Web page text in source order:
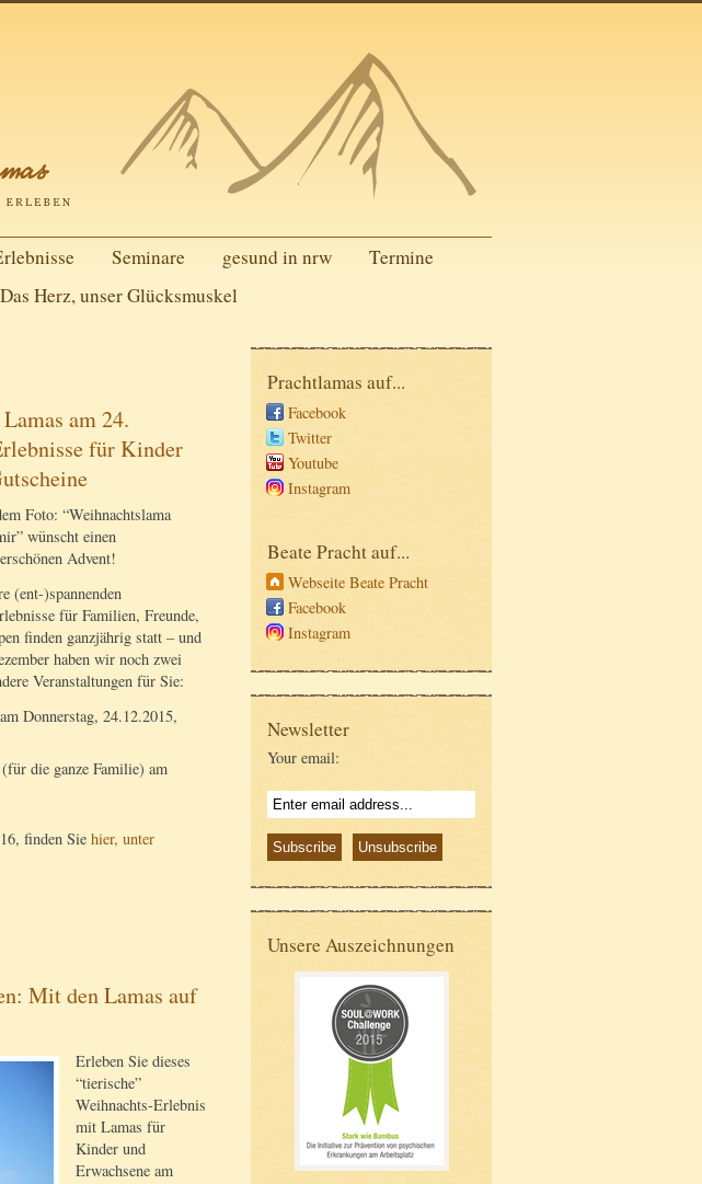
Seminare gesund in nrw
Termine
Das Herz, unser Glücksmuskel
Prachtlamas auf...
Facebook
Twitter
Youtube
Instagram
Beate Pracht auf...
Webseite Beate Pracht
Facebook
Instagram
Newsletter
Your email:
Unsere Auszeichnungen
am 24.
für Kinder
Foto: “Weihnachtslama
wünscht einen
Advent!
(ent-)spannenden
für Familien, Freunde,
finden ganzjährig statt – und
haben wir noch zwei
Veranstaltungen für Sie:
Donnerstag, 24.12.2015,
die ganze Familie) am
finden Sie hier, unter
Mit den Lamas auf
Erleben Sie dieses
“tierische”
Weihnachts-Erlebnis
mit Lamas für
Kinder und
Erwachsene am